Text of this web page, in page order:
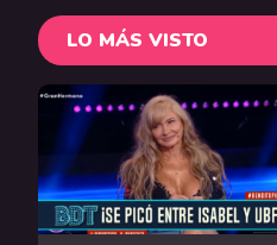
LO MÁS VISTO